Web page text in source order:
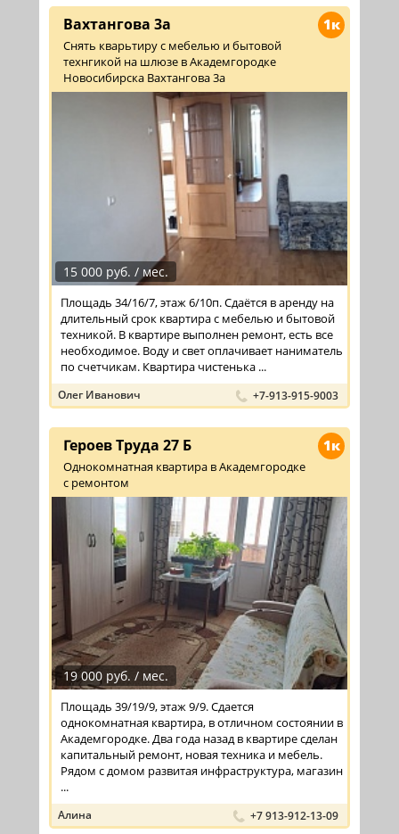
1к
Вахтангова 3а
Снять кварьтиру с мебелью и бытовой
технгикой на шлюзе в Академгородке
Новосибирска Вахтангова 3а
15 000 руб. / мес.
Площадь 34/16/7, этаж 6/10п. Сдаётся в аренду на
длительный срок квартира с мебелью и бытовой
техникой. В квартире выполнен ремонт, есть все
необходимое. Воду и свет оплачивает наниматель
по счетчикам. Квартира чистенька ...
Олег Иванович +7-913-915-9003
1к
Героев Труда 27 Б
Однокомнатная квартира в Академгородке
с ремонтом
19 000 руб. / мес.
Площадь 39/19/9, этаж 9/9. Сдается
однокомнатная квартира, в отличном состоянии в
Академгородке. Два года назад в квартире сделан
капитальный ремонт, новая техника и мебель.
Рядом с домом развитая инфраструктура, магазин
...
Алина +7 913-912-13-09